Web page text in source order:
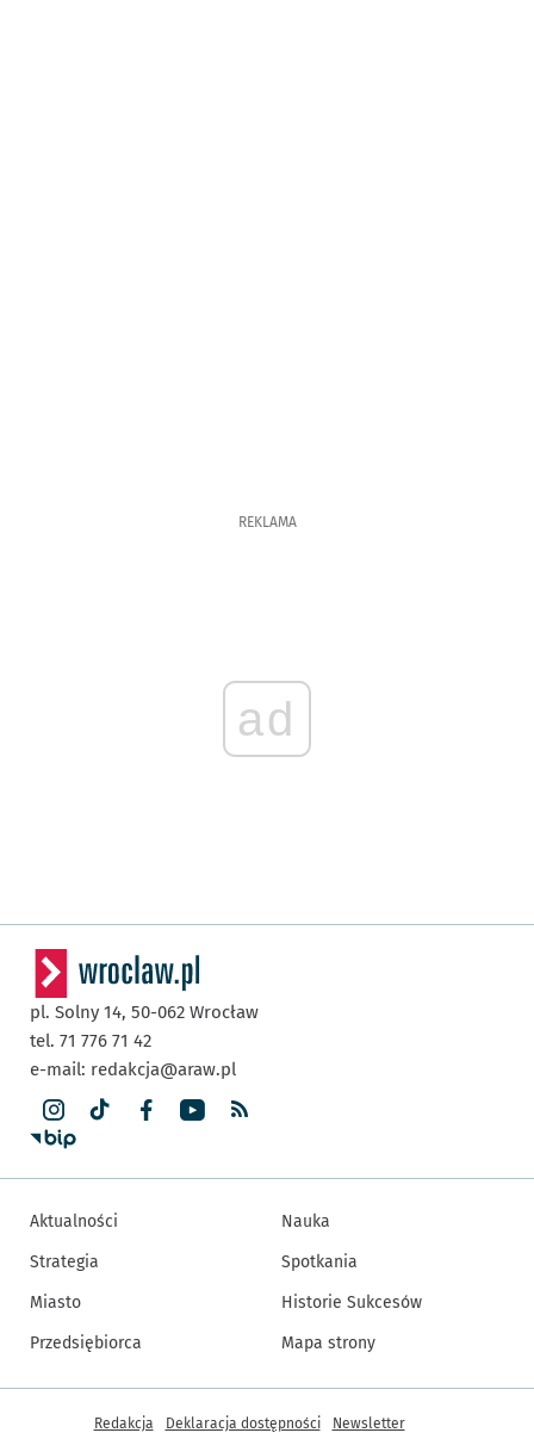
REKLAMA
ad
pl. Solny 14, 50-062 Wrocław
tel. 71 776 71 42
e-mail: redakcja@araw.pl
Aktualności
Strategia
Miasto
Przedsiębiorca
Nauka
Spotkania
Historie Sukcesów
Mapa strony
Inne informacje
Redakcja Deklaracja dostępności Newsletter